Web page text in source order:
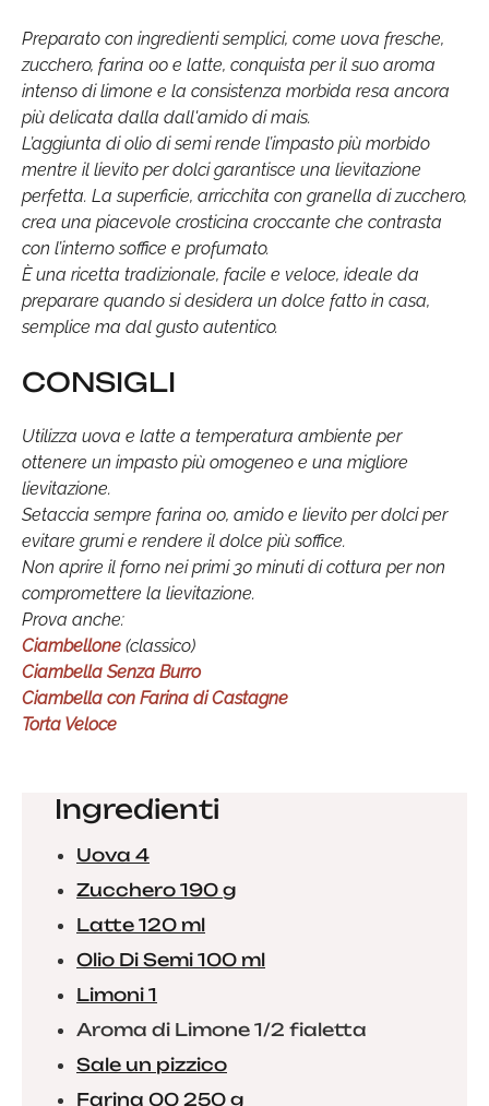
Preparato con ingredienti semplici, come uova fresche,
zucchero, farina 00 e latte, conquista per il suo aroma
intenso di limone e la consistenza morbida resa ancora
più delicata dalla dall'amido di mais.
L’aggiunta di olio di semi rende l’impasto più morbido
mentre il lievito per dolci garantisce una lievitazione
perfetta. La superficie, arricchita con granella di zucchero,
crea una piacevole crosticina croccante che contrasta
con l’interno soffice e profumato.
È una ricetta tradizionale, facile e veloce, ideale da
preparare quando si desidera un dolce fatto in casa,
semplice ma dal gusto autentico.
CONSIGLI
Utilizza uova e latte a temperatura ambiente per
ottenere un impasto più omogeneo e una migliore
lievitazione.
Setaccia sempre farina 00, amido e lievito per dolci per
evitare grumi e rendere il dolce più soffice.
Non aprire il forno nei primi 30 minuti di cottura per non
compromettere la lievitazione.
Prova anche:
Ciambellone (classico)
Ciambella Senza Burro
Ciambella con Farina di Castagne
Torta Veloce
Ingredienti
Uova 4
Zucchero 190 g
Latte 120 ml
Olio Di Semi 100 ml
Limoni 1
Aroma di Limone 1/2 fialetta
Sale un pizzico
Farina 00 250 g